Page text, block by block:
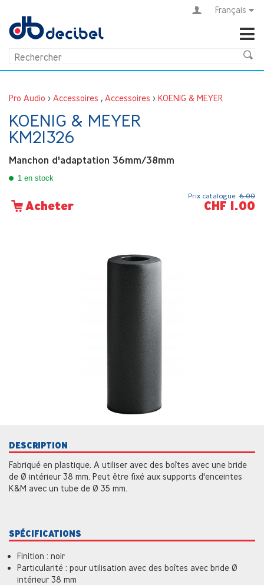
Français
Pro Audio > Accessoires , Accessoires > KOENIG & MEYER
KOENIG & MEYER
KM21326
Manchon d'adaptation 36mm/38mm
1 en stock
Acheter
Prix catalogue 6.00
CHF 1.00
DESCRIPTION
Fabriqué en plastique. A utiliser avec des boîtes avec une bride
de Ø intérieur 38 mm. Peut être fixé aux supports d'enceintes
K&M avec un tube de Ø 35 mm.
SPÉCIFICATIONS
Finition : noir
Particularité : pour utilisation avec des boîtes avec bride Ø
intérieur 38 mm